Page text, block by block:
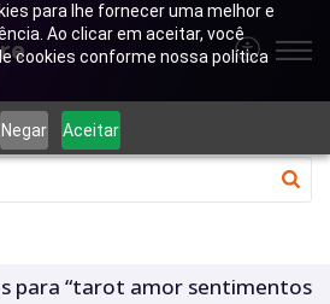
para lhe fornecer uma melhor e
Ao clicar em aceitar, você
cookies conforme nossa política
Negar Aceitar
para “tarot amor sentimentos